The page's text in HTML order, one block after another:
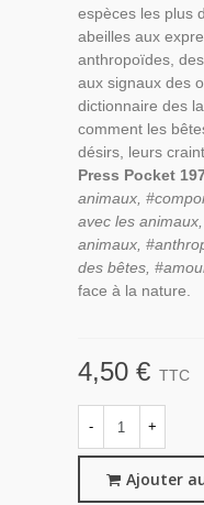
espèces les plus
abeilles aux
anthropoïdes,
aux signaux des
dictionnaire des
comment les
désirs, leurs
Press Pocket
animaux,
avec les
animaux,
des bêtes,
face à la nature.
4,50 € TTC
- +
Ajouter